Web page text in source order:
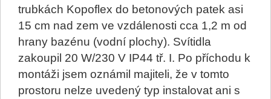
trubkách Kopoflex do betonových patek asi
15 cm nad zem ve vzdálenosti cca 1,2 m od
hrany bazénu (vodní plochy). Svítidla
zakoupil 20 W/230 V IP44 tř. I. Po příchodu k
montáži jsem oznámil majiteli, že v tomto
prostoru nelze uvedený typ instalovat ani s